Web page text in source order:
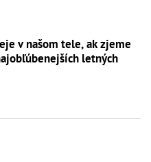
v našom tele, ak zjeme
letných